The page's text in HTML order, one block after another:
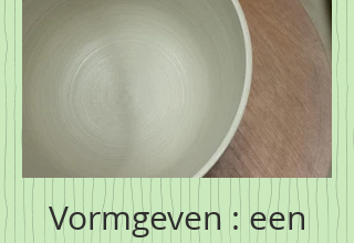
Vormgeven : een